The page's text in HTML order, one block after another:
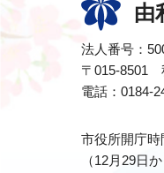
由
法人番号：
〒015-8501
電話：0184-
市役所開庁
（12月29日